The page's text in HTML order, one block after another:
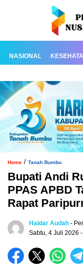
NASIONAL
Home / Tanah Bumbu
Bupati Andi
PPAS APBD
Rapat
Haidar Audah -
Sabtu, 4 Juli 2026